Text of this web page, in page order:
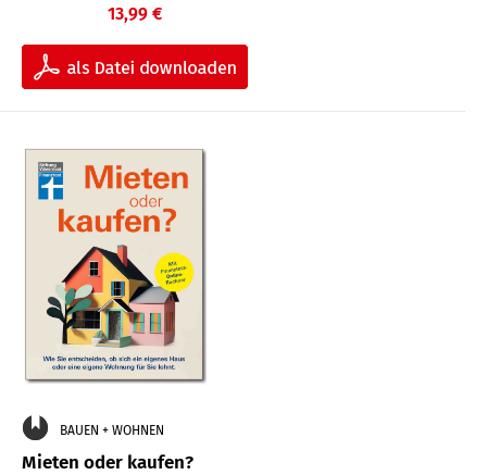
13,99 €
BAUEN + WOHNEN
Mieten oder kaufen?